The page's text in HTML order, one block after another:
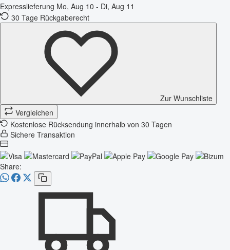
Expresslieferung Mo, Aug 10 - Di, Aug 11
30 Tage Rückgaberecht
Zur Wunschliste
Vergleichen
Kostenlose Rücksendung innerhalb von 30 Tagen
Sichere Transaktion
Share: